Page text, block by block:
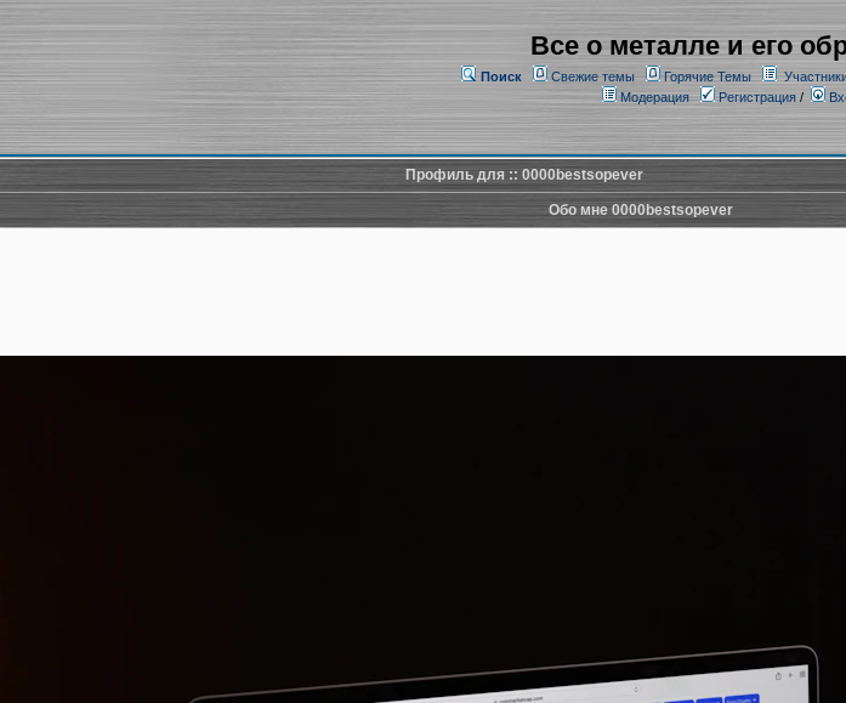
Все о металле и его
Поиск Свежие темы Горячие Темы
Модерация
Регистрация /
Профиль для :: 0000bestsopever
Обо мне 0000bestsopever